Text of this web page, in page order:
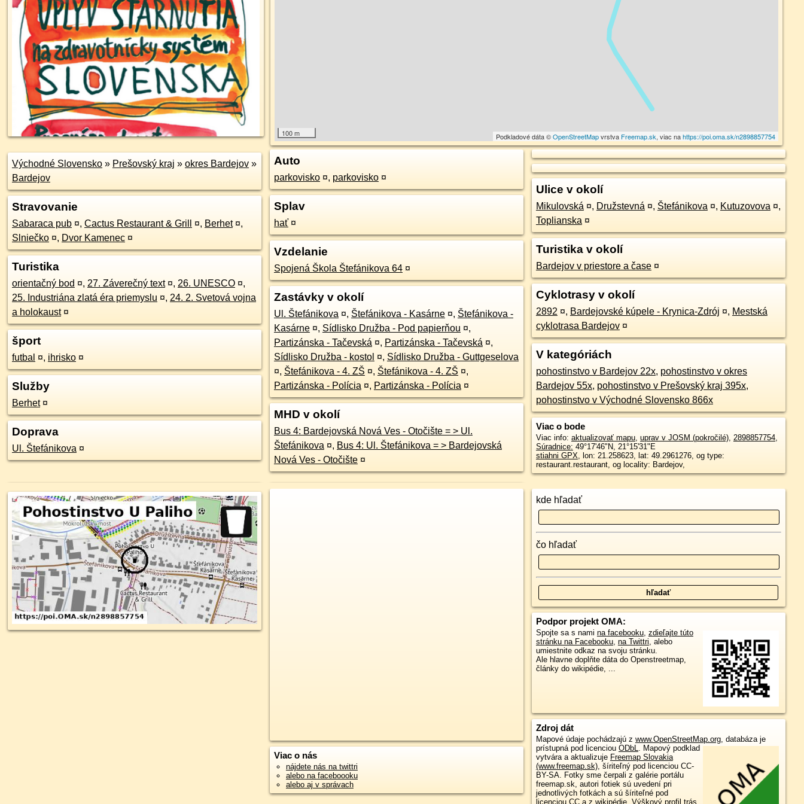
100 m Podkladové dáta ©OpenStreetMapvrstva Freemap.sk, viac nahttps://poi.oma.sk/n2898857754
Východné Slovensko » Prešovský kraj » okres Bardejov »
Bardejov
Stravovanie
Sabaraca pub ¤, Cactus Restaurant & Grill ¤, Berhet ¤,
Slniečko ¤, Dvor Kamenec ¤
Turistika
orientačný bod ¤, 27. Záverečný text ¤, 26. UNESCO ¤,
25. Industriána zlatá éra priemyslu ¤, 24. 2. Svetová vojna
a holokaust ¤
šport
futbal ¤, ihrisko ¤
Služby
Berhet ¤
Doprava
Ul. Štefánikova ¤
Auto
parkovisko ¤, parkovisko ¤
Splav
hať ¤
Vzdelanie
Spojená Škola Štefánikova 64 ¤
Zastávky v okolí
Ul. Štefánikova ¤, Štefánikova - Kasárne ¤, Štefánikova -
Kasárne ¤, Sídlisko Družba - Pod papierňou ¤,
Partizánska - Tačevská ¤, Partizánska - Tačevská ¤,
Sídlisko Družba - kostol ¤, Sídlisko Družba - Guttgeselova
¤, Štefánikova - 4. ZŠ ¤, Štefánikova - 4. ZŠ ¤,
Partizánska - Polícia ¤, Partizánska - Polícia ¤
MHD v okolí
Bus 4: Bardejovská Nová Ves - Otočište = > Ul.
Štefánikova ¤, Bus 4: Ul. Štefánikova = > Bardejovská
Nová Ves - Otočište ¤
Ulice v okolí
Mikulovská ¤, Družstevná ¤, Štefánikova ¤, Kutuzovova ¤,
Toplianska ¤
Turistika v okolí
Bardejov v priestore a čase ¤
Cyklotrasy v okolí
2892 ¤, Bardejovské kúpele - Krynica-Zdrój ¤, Mestská
cyklotrasa Bardejov ¤
V kategóriách
pohostinstvo v Bardejov 22x, pohostinstvo v okres
Bardejov 55x, pohostinstvo v Prešovský kraj 395x,
pohostinstvo v Východné Slovensko 866x
Viac o bode
Viac info: aktualizovať mapu, uprav v JOSM (pokročilé), 2898857754,
Súradnice: 49°17'46"N, 21°15'31"E
stiahni GPX, lon: 21.258623, lat: 49.2961276, og type:
restaurant.restaurant, og locality: Bardejov,
Viac o nás
nájdete nás na twittri
alebo na faceboooku
alebo aj v správach
kde hľadať
čo hľadať
Podpor projekt OMA:
Spojte sa s nami na facebooku, zdieľajte túto
stránku na Facebooku, na Twittri , alebo
umiestnite odkaz na svoju stránku.
Ale hlavne doplňte dáta do Openstreetmap,
články do wikipédie, ...
Zdroj dát
Mapové údaje pochádzajú z www.OpenStreetMap.org, databáza je
prístupná pod licenciou ODbL
Mapový podklad
vytvára a aktualizuje Freemap Slovakia
(www.freemap.sk), šíriteľný pod licenciou CC-
BY-SA. Fotky sme čerpali z galérie portálu
freemap.sk, autori fotiek sú uvedení pri
jednotlivých fotkách a sú šíriteľné pod
licenciou CC a z wikipédie. Výškový profil trás